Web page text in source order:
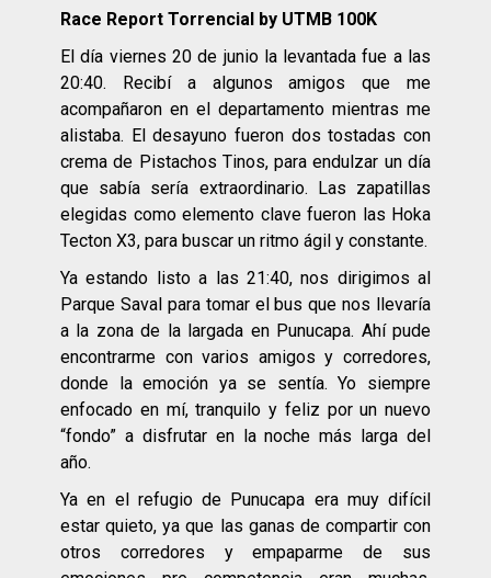
Race Report Torrencial by UTMB 100K
El día viernes 20 de junio la levantada fue a las
20:40. Recibí a algunos amigos que me
acompañaron en el departamento mientras me
alistaba. El desayuno fueron dos tostadas con
crema de Pistachos Tinos, para endulzar un día
que sabía sería extraordinario. Las zapatillas
elegidas como elemento clave fueron las Hoka
Tecton X3, para buscar un ritmo ágil y constante.
Ya estando listo a las 21:40, nos dirigimos al
Parque Saval para tomar el bus que nos llevaría
a la zona de la largada en Punucapa. Ahí pude
encontrarme con varios amigos y corredores,
donde la emoción ya se sentía. Yo siempre
enfocado en mí, tranquilo y feliz por un nuevo
“fondo” a disfrutar en la noche más larga del
año.
Ya en el refugio de Punucapa era muy difícil
estar quieto, ya que las ganas de compartir con
otros corredores y empaparme de sus